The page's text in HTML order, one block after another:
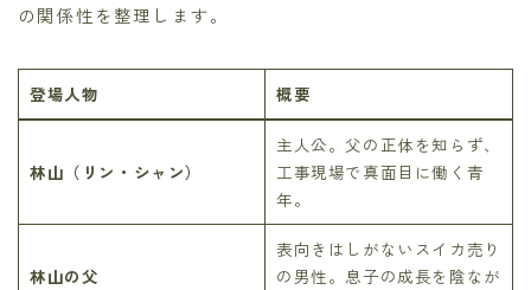
の関係性を整理します。
登場人物 概要
林山（リン・シャン）
主人公。父の正体を知らず、
工事現場で真面目に働く青
年。
林山の父
表向きはしがないスイカ売り
の男性。息子の成長を陰なが